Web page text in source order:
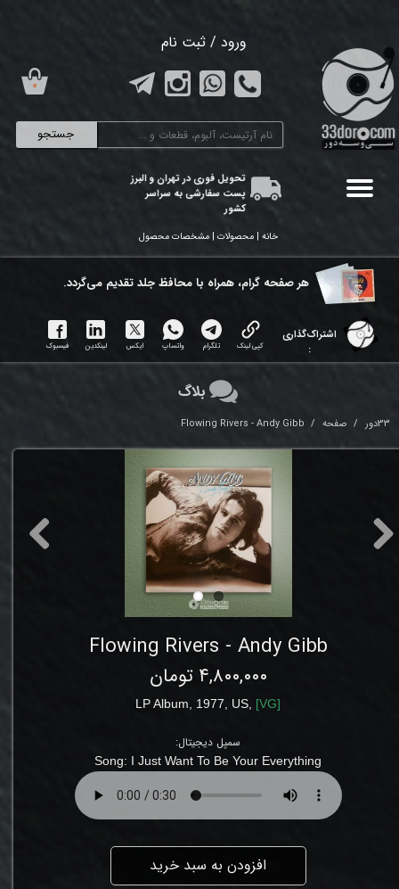
جستجو
ورود / ثبت نام
تغییر گذر واژه
سفارشات
تحویل فوری در تهران و البرز
پست سفارشی به سراسر
کشور
۰
خانه | محصولات | مشخصات محصول
هر ​صفحه گرام، همراه با محافظ جلد تقدیم می‌گردد.
اشتراک‌گذاری
:
کپی لینک تلگرام واتساپ ایکس لینکدین فیسبوک
33دور صفحه Flowing Rivers - Andy Gibb
Flowing Rivers - Andy Gibb
۴,۸۰۰,۰۰۰ تومان
LP Album, 1977, US, [VG]
سمپل دیجیتال:
Song: I Just Want To Be Your Everything
افزودن به سبد خرید
بلاگ